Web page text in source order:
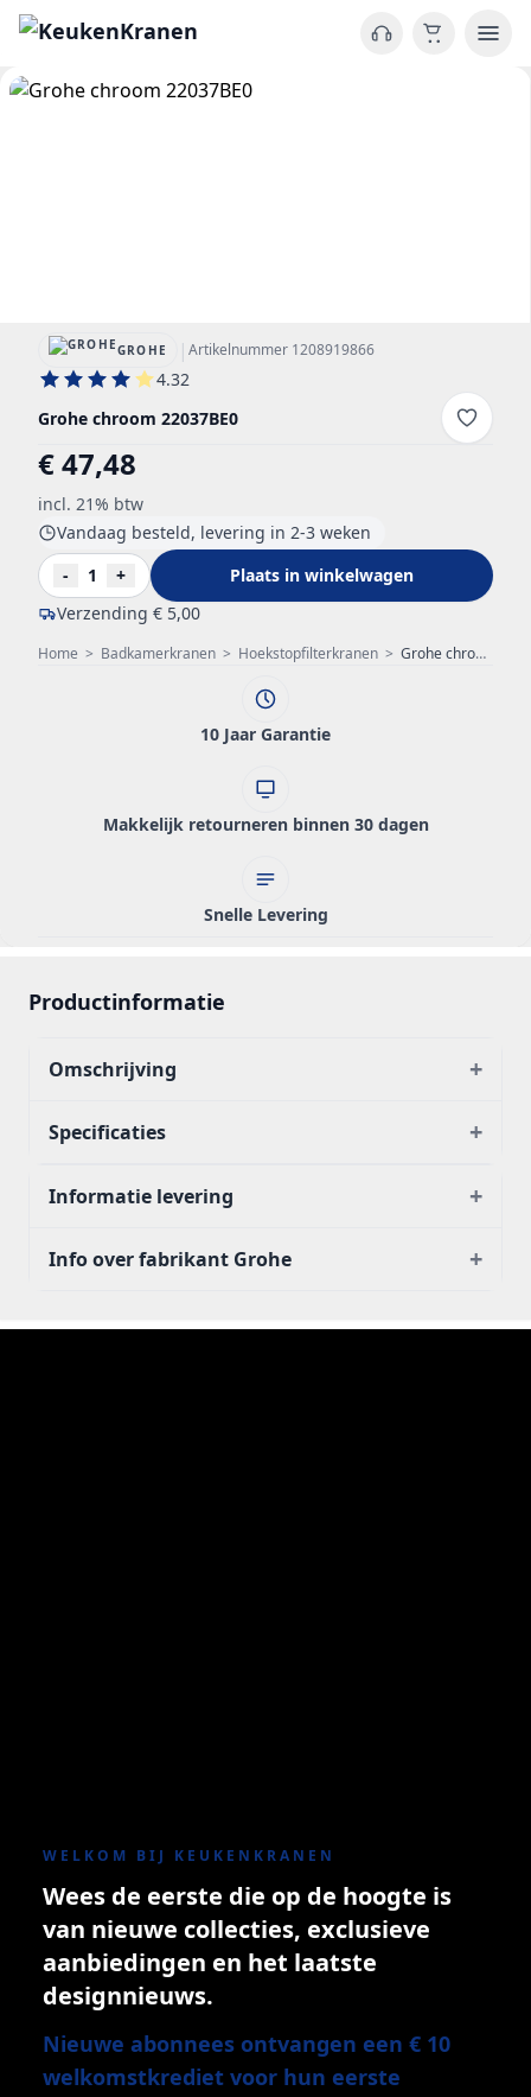
Home > Badkamerkranen > Hoekstopfilterkranen > Grohe chroom 22037BE0
GROHE | Artikelnummer 1208919866
4.32
Grohe chroom 22037BE0
€ 47,48
incl. 21% btw
Verzending € 5,00
Vandaag besteld, levering in 2-3 weken
-
1 + Plaats in winkelwagen
10 Jaar Garantie
Makkelijk retourneren binnen 30 dagen
Snelle Levering
Productinformatie
Omschrijving +
Specificaties +
Informatie levering +
Info over fabrikant Grohe +
WELKOM BIJ KEUKENKRANEN
Wees de eerste die op de hoogte is
van nieuwe collecties, exclusieve
aanbiedingen en het laatste
designnieuws.
Nieuwe abonnees ontvangen een € 10
welkomstkrediet voor hun eerste